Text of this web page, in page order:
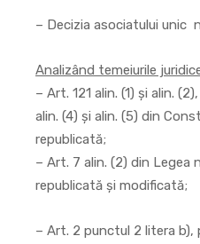
– Decizia asociatului unic
Analizând temeiurile
– Art. 121 alin. (1) și alin.
alin. (4) și alin. (5) din
republicată;
– Art. 7 alin. (2) din Legea
republicată și modificată;
– Art. 2 punctul 2 litera